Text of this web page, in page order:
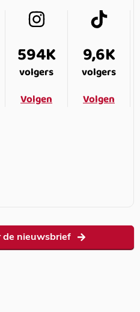
594K
volgers
Volgen
9,6K
volgers
Volgen
de nieuwsbrief